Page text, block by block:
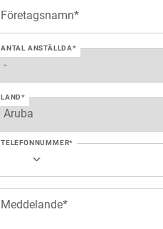
Företagsnamn*
ANTAL ANSTÄLLDA*
LAND*
TELEFONNUMMER*
Meddelande*